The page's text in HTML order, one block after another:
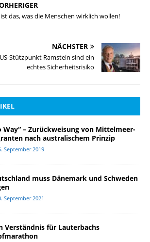
ist das, was die Menschen wirklich wollen!
NÄCHSTER
Stützpunkt Ramstein sind ein
echtes Sicherheitsrisiko
Way“ – Zurückweisung von Mittelmeer-
nach australischem Prinzip
September 2019
muss Dänemark und Schweden
September 2021
Verständnis für Lauterbachs